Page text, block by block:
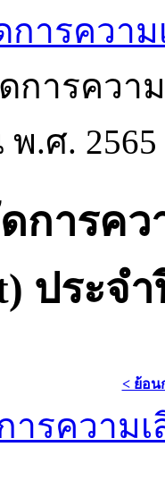
ารความ
ารความ
.ศ. 2565
การคว
ประจ
< ย้อน
รความเ